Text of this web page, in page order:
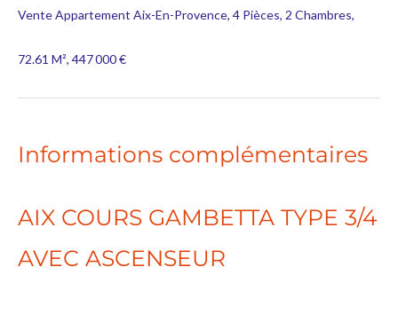
Vente Appartement Aix-En-Provence, 4 Pièces, 2 Chambres,
72.61 M², 447 000 €
Informations complémentaires
AIX COURS GAMBETTA TYPE 3/4
AVEC ASCENSEUR